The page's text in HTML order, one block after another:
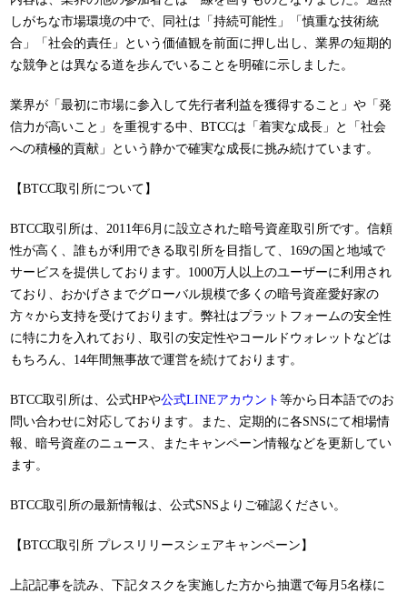
しがちな市場環境の中で、同社は「持続可能性」「慎重な技術統
合」「社会的責任」という価値観を前面に押し出し、業界の短期的
な競争とは異なる道を歩んでいることを明確に示しました。
業界が「最初に市場に参入して先行者利益を獲得すること」や「発
信力が高いこと」を重視する中、BTCCは「着実な成長」と「社会
への積極的貢献」という静かで確実な成長に挑み続けています。
【BTCC取引所について】
BTCC取引所は、2011年6月に設立された暗号資産取引所です。信頼
性が高く、誰もが利用できる取引所を目指して、169の国と地域で
サービスを提供しております。1000万人以上のユーザーに利用され
ており、おかげさまでグローバル規模で多くの暗号資産愛好家の
方々から支持を受けております。弊社はプラットフォームの安全性
に特に力を入れており、取引の安定性やコールドウォレットなどは
もちろん、14年間無事故で運営を続けております。
BTCC取引所は、公式HPや公式LINEアカウント 等から日本語でのお
問い合わせに対応しております。また、定期的に各SNSにて相場情
報、暗号資産のニュース、またキャンペーン情報などを更新してい
ます。
BTCC取引所の最新情報は、公式SNSよりご確認ください。
【BTCC取引所 プレスリリースシェアキャンペーン】
上記記事を読み、下記タスクを実施した方から抽選で毎月5名様に